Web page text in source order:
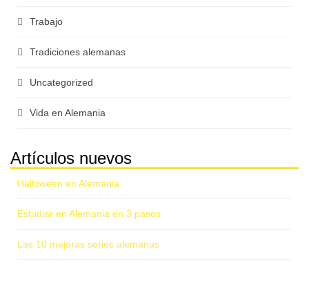
Trabajo
Tradiciones alemanas
Uncategorized
Vida en Alemania
Artículos nuevos
Halloween en Alemania
Estudiar en Alemania en 3 pasos
Las 10 mejoras series alemanas